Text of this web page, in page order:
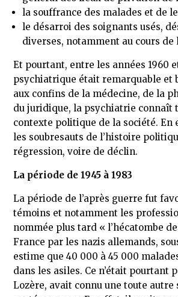
la souffrance des malades et de
le désarroi des soignants usés,
diverses, notamment au cours de
Et pourtant, entre les années 1960
psychiatrique était remarquable et
aux confins de la médecine, de la
du juridique, la psychiatrie connaît
contexte politique de la société.
les soubresauts de l’histoire
régression, voire de déclin.
La période de 1945 à 1983
La période de l’après guerre fut
témoins et notamment les
nommée plus tard « l’hécatombe
France par les nazis allemands,
estime que 40 000 à 45 000
dans les asiles. Ce n’était pourtant
Lozère, avait connu une toute